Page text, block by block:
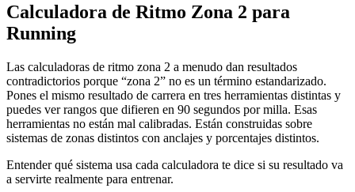
Calculadora de Ritmo Zona 2 para
Running
Las calculadoras de ritmo zona 2 a menudo dan resultados
contradictorios porque “zona 2” no es un término estandarizado.
Pones el mismo resultado de carrera en tres herramientas distintas y
puedes ver rangos que difieren en 90 segundos por milla. Esas
herramientas no están mal calibradas. Están construidas sobre
sistemas de zonas distintos con anclajes y porcentajes distintos.
Entender qué sistema usa cada calculadora te dice si su resultado va
a servirte realmente para entrenar.